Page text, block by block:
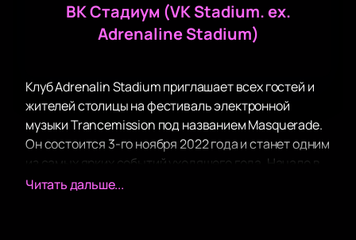
ВК Стадиум (VK Stadium. ex.
Adrenaline Stadium)
Клуб Adrenalin Stadium приглашает всех гостей и
жителей столицы на фестиваль электронной
музыки Trancemission под названием Masquerade.
Он состоится 3-го ноября 2022 года и станет одним
из самых ярких событий уходящего года. Начало в
23:00. Вход открыт только для совершеннолетних
Читать дальше...